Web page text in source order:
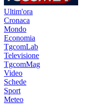
Ultim'ora
Cronaca
Mondo
Economia
TgcomLab
Televisione
TgcomMag
Video
Schede
Sport
Meteo